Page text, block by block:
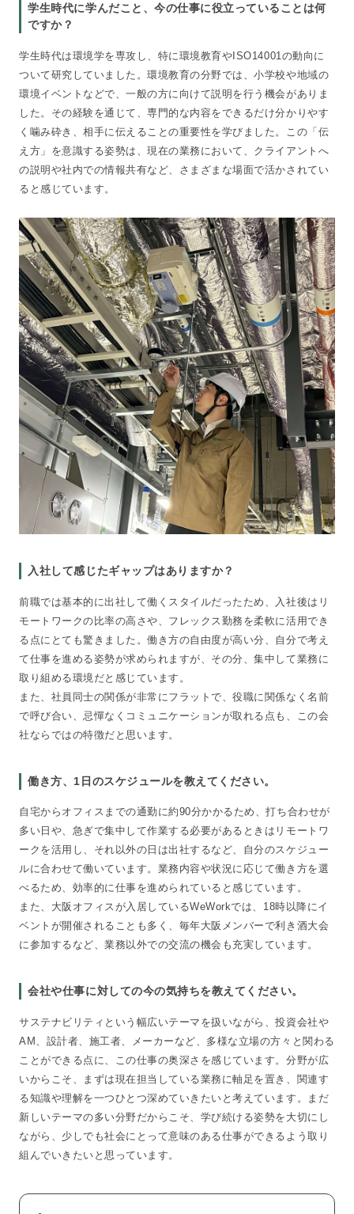
学生時代に学んだこと、今の仕事に役立っていることは何
ですか？
学生時代は環境学を専攻し、特に環境教育やISO14001の動向に
ついて研究していました。環境教育の分野では、小学校や地域の
環境イベントなどで、一般の方に向けて説明を行う機会がありま
した。その経験を通じて、専門的な内容をできるだけ分かりやす
く噛み砕き、相手に伝えることの重要性を学びました。この「伝
え方」を意識する姿勢は、現在の業務において、クライアントへ
の説明や社内での情報共有など、さまざまな場面で活かされてい
ると感じています。
入社して感じたギャップはありますか？
前職では基本的に出社して働くスタイルだったため、入社後はリ
モートワークの比率の高さや、フレックス勤務を柔軟に活用でき
る点にとても驚きました。働き方の自由度が高い分、自分で考え
て仕事を進める姿勢が求められますが、その分、集中して業務に
取り組める環境だと感じています。
また、社員同士の関係が非常にフラットで、役職に関係なく名前
で呼び合い、忌憚なくコミュニケーションが取れる点も、この会
社ならではの特徴だと思います。
働き方、1日のスケジュールを教えてください。
自宅からオフィスまでの通勤に約90分かかるため、打ち合わせが
多い日や、急ぎで集中して作業する必要があるときはリモートワ
ークを活用し、それ以外の日は出社するなど、自分のスケジュー
ルに合わせて働いています。業務内容や状況に応じて働き方を選
べるため、効率的に仕事を進められていると感じています。
また、大阪オフィスが入居しているWeWorkでは、18時以降にイ
ベントが開催されることも多く、毎年大阪メンバーで利き酒大会
に参加するなど、業務以外での交流の機会も充実しています。
会社や仕事に対しての今の気持ちを教えてください。
サステナビリティという幅広いテーマを扱いながら、投資会社や
AM、設計者、施工者、メーカーなど、多様な立場の方々と関わる
ことができる点に、この仕事の奥深さを感じています。分野が広
いからこそ、まずは現在担当している業務に軸足を置き、関連す
る知識や理解を一つひとつ深めていきたいと考えています。まだ
新しいテーマの多い分野だからこそ、学び続ける姿勢を大切にし
ながら、少しでも社会にとって意味のある仕事ができるよう取り
組んでいきたいと思っています。